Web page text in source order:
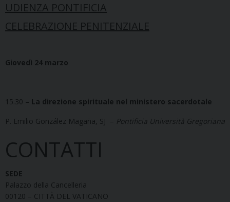
UDIENZA PONTIFICIA
CELEBRAZIONE PENITENZIALE
Giovedì 24 marzo
15.30 – La direzione spirituale nel ministero sacerdotale
P. Emilio González Magaña, SJ – Pontificia Università Gregoriana
CONTATTI
SEDE
Palazzo della Cancelleria
00120 – CITTÀ DEL VATICANO